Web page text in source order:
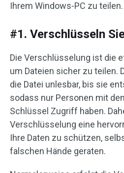
Ihrem Windows-PC zu teilen.
#1. Verschlüsseln
Die Verschlüsselung ist die
um Dateien sicher zu teilen.
die Datei unlesbar, bis sie
sodass nur Personen mit
Schlüssel Zugriff haben.
Verschlüsselung eine
Ihre Daten zu schützen,
falschen Hände geraten.